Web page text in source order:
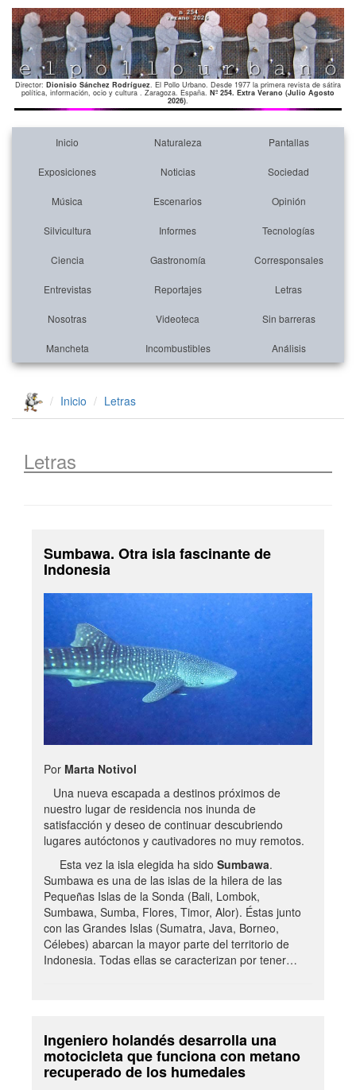
Director: Dionisio Sánchez Rodríguez. El Pollo Urbano. Desde 1977 la primera revista de sátira
política, información, ocio y cultura . Zaragoza. España. Nº 254. Extra Verano (Julio Agosto
2026).
Inicio Naturaleza Pantallas
Exposiciones Noticias Sociedad
Música Escenarios Opinión
Silvicultura Informes Tecnologías
Ciencia Gastronomía Corresponsales
Entrevistas Reportajes Letras
Nosotras Videoteca Sin barreras
Mancheta Incombustibles Análisis
Inicio Letras
Letras
Sumbawa. Otra isla fascinante de
Indonesia
Por Marta Notivol
Una nueva escapada a destinos próximos de
nuestro lugar de residencia nos inunda de
satisfacción y deseo de continuar descubriendo
lugares autóctonos y cautivadores no muy remotos.
Esta vez la isla elegida ha sido Sumbawa.
Sumbawa es una de las islas de la hilera de las
Pequeñas Islas de la Sonda (Bali, Lombok,
Sumbawa, Sumba, Flores, Timor, Alor). Éstas junto
con las Grandes Islas (Sumatra, Java, Borneo,
Célebes) abarcan la mayor parte del territorio de
Indonesia. Todas ellas se caracterizan por tener…
Ingeniero holandés desarrolla una
motocicleta que funciona con metano
recuperado de los humedales